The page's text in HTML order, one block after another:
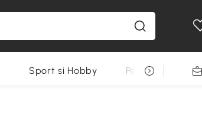
Sport si Hobby Pentru animale